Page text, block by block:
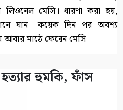
লিওনেল মেসি। ধারণা করা হয়,
যান। কয়েক দিন পর অবশ্য
মাঠে ফেরেন মেসি।
হুমকি, ফাঁস